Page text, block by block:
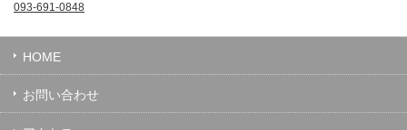
093-691-0848
HOME
お問い合わせ